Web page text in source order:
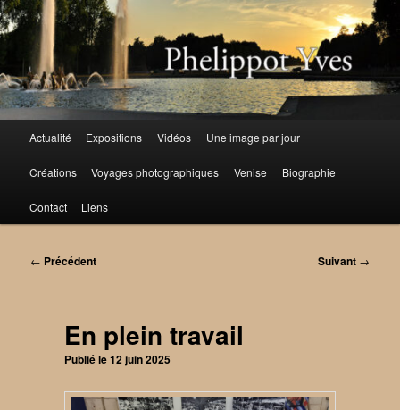
Aller
au
contenu
principal
Actualité Expositions Vidéos Une image par jour
Créations Voyages photographiques Venise Biographie
Contact Liens
Navigation
← Précédent Suivant →
En plein travail
Publié le12 juin 2025